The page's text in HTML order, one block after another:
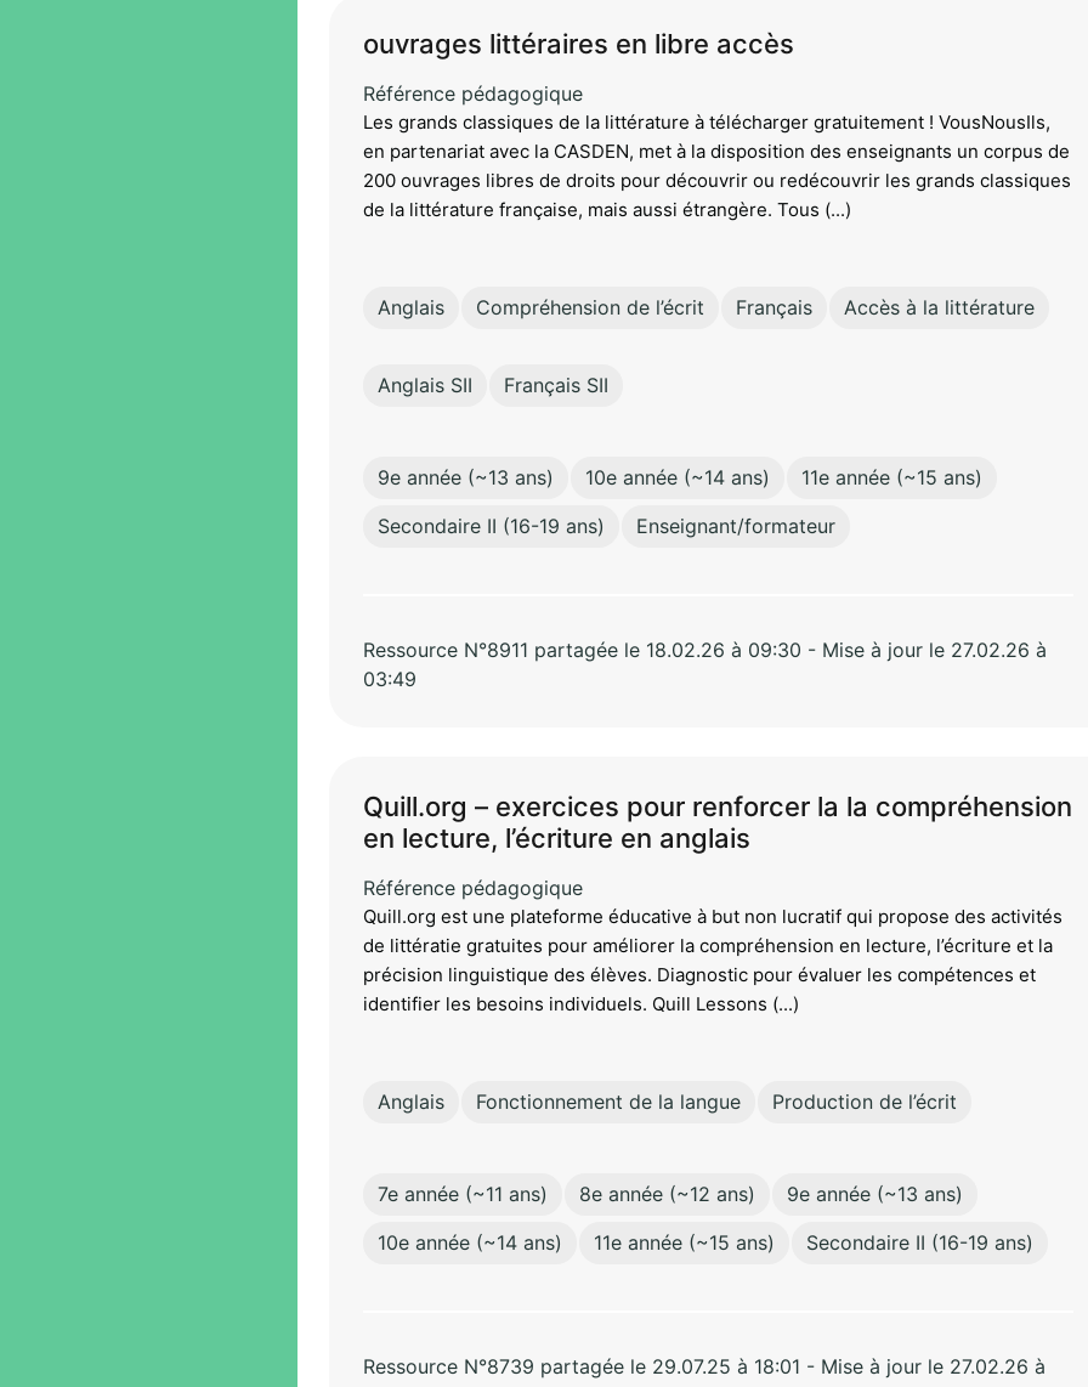
ouvrages littéraires en libre accès
Référence pédagogique
Les grands classiques de la littérature à télécharger gratuitement ! VousNousIls,
en partenariat avec la CASDEN, met à la disposition des enseignants un corpus de
200 ouvrages libres de droits pour découvrir ou redécouvrir les grands classiques
de la littérature française, mais aussi étrangère. Tous (...)
Anglais Compréhension de l’écrit Français Accès à la littérature
Anglais SII Français SII
9e année (~13 ans) 10e année (~14 ans)
11e année (~15 ans)
Secondaire II (16-19 ans)
Enseignant/formateur
Ressource N°8911 partagée le 18.02.26 à 09:30 - Mise à jour le 27.02.26 à
03:49
Quill.org – exercices pour renforcer la la compréhension
en lecture, l’écriture en anglais
Référence pédagogique
Quill.org est une plateforme éducative à but non lucratif qui propose des activités
de littératie gratuites pour améliorer la compréhension en lecture, l’écriture et la
précision linguistique des élèves. Diagnostic pour évaluer les compétences et
identifier les besoins individuels. Quill Lessons (...)
Anglais Fonctionnement de la langue Production de l’écrit
7e année (~11 ans) 8e année (~12 ans)
9e année (~13 ans)
10e année (~14 ans)
11e année (~15 ans) Secondaire II (16-19 ans)
Ressource N°8739 partagée le 29.07.25 à 18:01 - Mise à jour le 27.02.26 à